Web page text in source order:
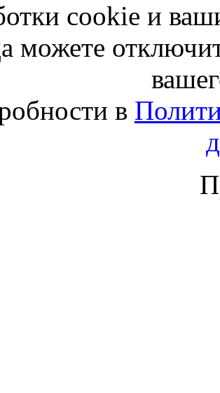
cookie и
можете
в